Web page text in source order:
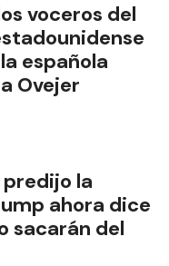
voceros del
española
Ovejer
predijo la
ahora dice
sacarán del